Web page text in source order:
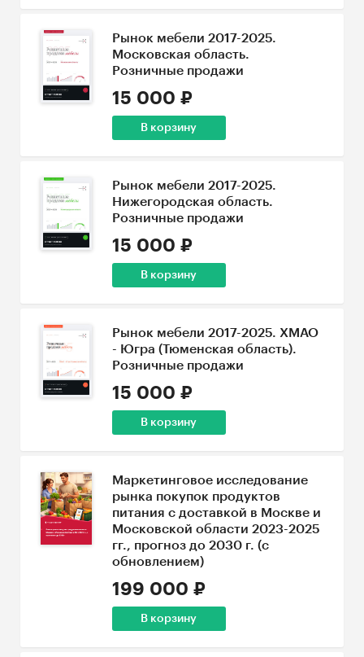
Рынок мебели 2017-2025.
Московская область.
Розничные продажи
15 000 ₽
В корзину
Рынок мебели 2017-2025.
Нижегородская область.
Розничные продажи
15 000 ₽
В корзину
Рынок мебели 2017-2025. ХМАО
- Югра (Тюменская область).
Розничные продажи
15 000 ₽
В корзину
Маркетинговое исследование
рынка покупок продуктов
питания с доставкой в Москве и
Московской области 2023-2025
гг., прогноз до 2030 г. (с
обновлением)
199 000 ₽
В корзину